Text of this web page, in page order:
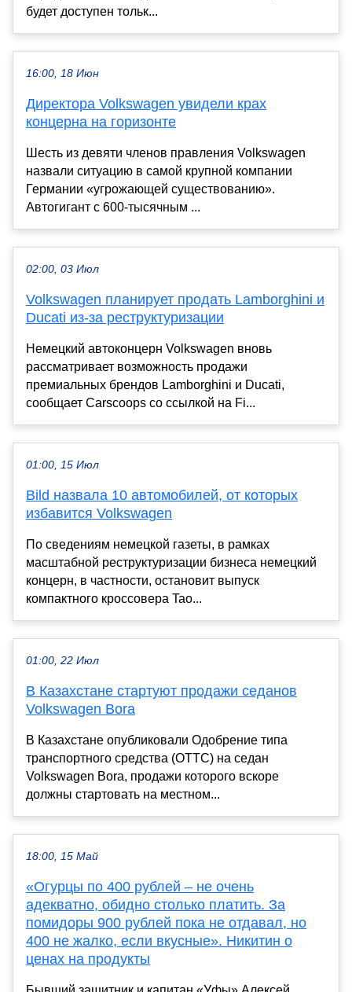
будет доступен тольк...
16:00, 18 Июн
Директора Volkswagen увидели крах
концерна на горизонте
Шесть из девяти членов правления Volkswagen
назвали ситуацию в самой крупной компании
Германии «угрожающей существованию».
Автогигант с 600-тысячным ...
02:00, 03 Июл
Volkswagen планирует продать Lamborghini и
Ducati из-за реструктуризации
Немецкий автоконцерн Volkswagen вновь
рассматривает возможность продажи
премиальных брендов Lamborghini и Ducati,
сообщает Carscoops со ссылкой на Fi...
01:00, 15 Июл
Bild назвала 10 автомобилей, от которых
избавится Volkswagen
По сведениям немецкой газеты, в рамках
масштабной реструктуризации бизнеса немецкий
концерн, в частности, остановит выпуск
компактного кроссовера Tao...
01:00, 22 Июл
В Казахстане стартуют продажи седанов
Volkswagen Bora
В Казахстане опубликовали Одобрение типа
транспортного средства (ОТТС) на седан
Volkswagen Bora, продажи которого вскоре
должны стартовать на местном...
18:00, 15 Май
«Огурцы по 400 рублей – не очень
адекватно, обидно столько платить. За
помидоры 900 рублей пока не отдавал, но
400 не жалко, если вкусные». Никитин о
ценах на продукты